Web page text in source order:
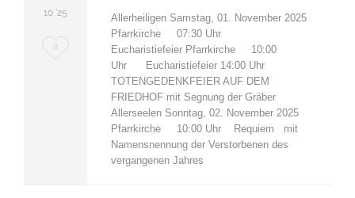
10 '25
Love
8
Allerheiligen Samstag, 01. November 2025
Pfarrkirche 07:30 Uhr
Eucharistiefeier Pfarrkirche 10:00
Uhr Eucharistiefeier 14:00 Uhr
TOTENGEDENKFEIER AUF DEM
FRIEDHOF mit Segnung der Gräber
Allerseelen Sonntag, 02. November 2025
Pfarrkirche 10:00 Uhr Requiem mit
Namensnennung der Verstorbenen des
vergangenen Jahres